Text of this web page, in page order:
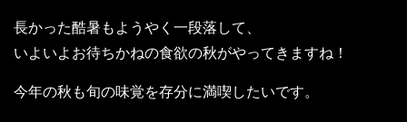
長かった酷暑もようやく一段落して、
いよいよお待ちかねの食欲の秋がやってきますね！
今年の秋も旬の味覚を存分に満喫したいです。